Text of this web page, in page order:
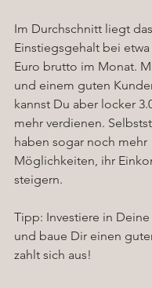
Im Durchschnitt liegt das
Einstiegsgehalt bei etwa
Euro brutto im Monat.
und einem guten
kannst Du aber locker
mehr verdienen.
haben sogar noch mehr
Möglichkeiten, ihr
steigern.
Tipp: Investiere in
und baue Dir einen
zahlt sich aus!